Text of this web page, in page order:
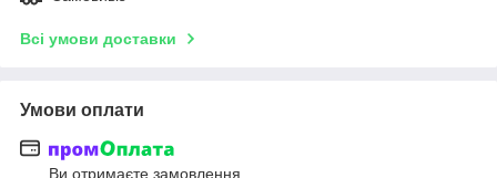
Всі умови доставки
Умови оплати
Ви отримаєте замовлення